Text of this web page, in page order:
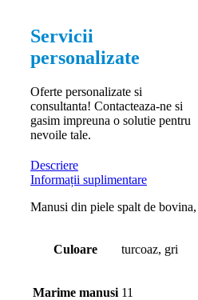
Servicii
personalizate
Oferte personalizate si
consultanta! Contacteaza-ne si
gasim impreuna o solutie pentru
nevoile tale.
Descriere
Informații suplimentare
Manusi din piele spalt de
Culoare turcoaz, gri
Marime manusi 11